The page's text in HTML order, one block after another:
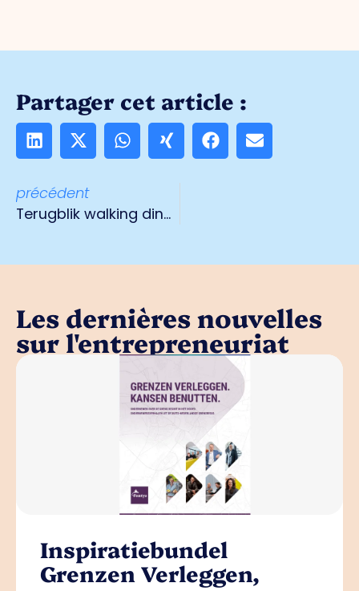
Partager cet article :
précédent
Terugblik walking diner Tradeport
Les dernières nouvelles
sur l'entrepreneuriat
Inspiratiebundel
Grenzen Verleggen,